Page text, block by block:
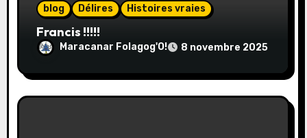
blog Délires Histoires vraies
Francis !!!!!
Maracanar Folagog'O! 8 novembre 2025